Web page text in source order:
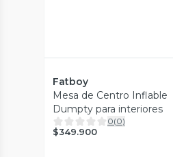
Fatboy
Mesa de Centro Inflable
Dumpty para interiores
0(0)
$349.900